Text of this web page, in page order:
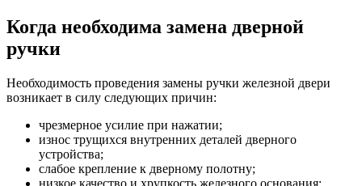
Когда необходима замена дверной
ручки
Необходимость проведения замены ручки железной двери
возникает в силу следующих причин:
чрезмерное усилие при нажатии;
износ трущихся внутренних деталей дверного
устройства;
слабое крепление к дверному полотну;
низкое качество и хрупкость железного основания;